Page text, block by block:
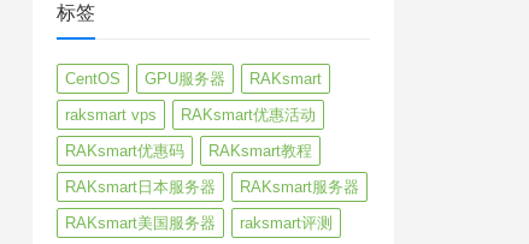
标签
CentOS GPU服务器
RAKsmart
raksmart vps
RAKsmart优惠活动
RAKsmart优惠码
RAKsmart教程
RAKsmart日本服务器
RAKsmart服务器
RAKsmart美国服务器
raksmart评测